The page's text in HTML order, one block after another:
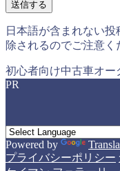
日本語が含まれない
除されるのでご注意く
初心者向け中古車オー
PR
Powered by
プライバシーポリシー